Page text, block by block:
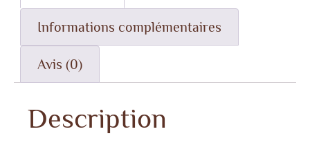
Informations complémentaires
Avis (0)
Description